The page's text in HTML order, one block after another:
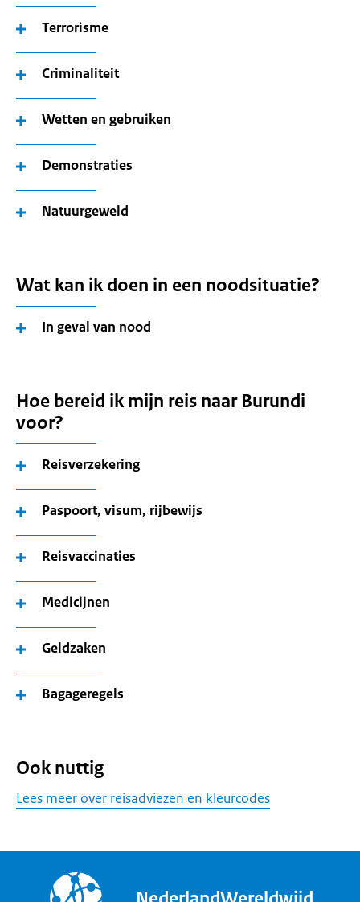
Terrorisme
Criminaliteit
Wetten en gebruiken
Demonstraties
Natuurgeweld
Wat kan ik doen in een noodsituatie?
In geval van nood
Hoe bereid ik mijn reis naar Burundi
voor?
Reisverzekering
Paspoort, visum, rijbewijs
Reisvaccinaties
Medicijnen
Geldzaken
Bagageregels
Ook nuttig
Lees meer over reisadviezen en kleurcodes